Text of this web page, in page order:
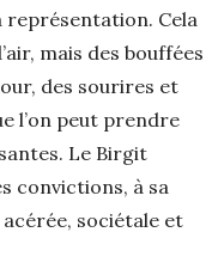
représentation. Cela
mais des bouffées
des sourires et
l’on peut prendre
Le Birgit
convictions, à sa
sociétale et